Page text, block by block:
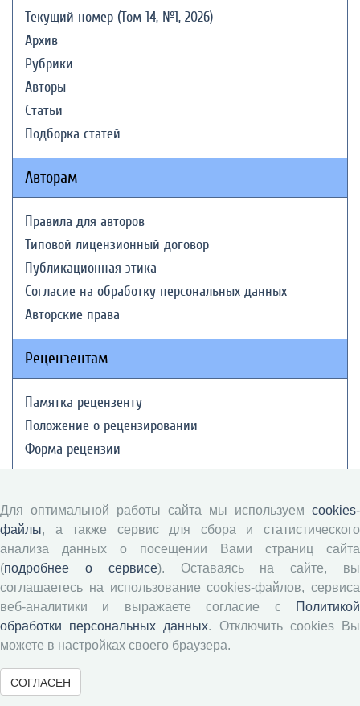
Текущий номер (Том 14, №1, 2026)
Архив
Рубрики
Авторы
Статьи
Подборка статей
Авторам
Правила для авторов
Типовой лицензионный договор
Публикационная этика
Согласие на обработку персональных данных
Авторские права
Рецензентам
Памятка рецензенту
Положение о рецензировании
Форма рецензии
Журналы ВолНЦ РАН
Экономические и социальные перемены
Проблемы развития территории
Социальное пространство
Юный экономист
АгроЗооТехника
Для оптимальной работы сайта мы используем cookies-
файлы, а также сервис для сбора и статистического
анализа данных о посещении Вами страниц сайта
(подробнее о сервисе). Оставаясь на сайте, вы
соглашаетесь на использование cookies-файлов, сервиса
веб-аналитики и выражаете согласие с
Политикой
обработки персональных данных. Отключить cookies Вы
можете в настройках своего браузера.
СОГЛАСЕН